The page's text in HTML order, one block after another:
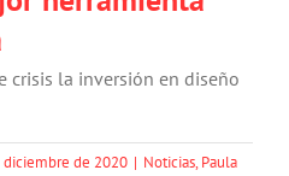
crisis la inversión en diseño
diciembre de 2020 | Noticias, Paula